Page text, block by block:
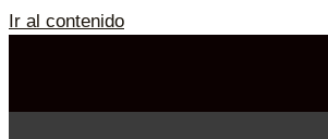
Ir al contenido